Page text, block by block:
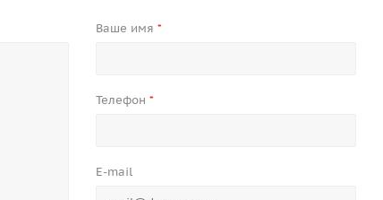
Ваше имя*
Телефон*
E-mail